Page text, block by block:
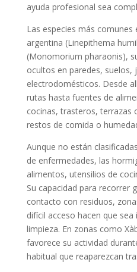
ayuda profesional sea
Las especies más
argentina (Linepithema
(Monomorium pharaonis),
ocultos en paredes, suelos,
electrodomésticos. Desde
rutas hasta fuentes de
cocinas, trasteros, terrazas
restos de comida o
Aunque no están
de enfermedades, las
alimentos, utensilios de
Su capacidad para recorrer
contacto con residuos,
difícil acceso hacen que
limpieza. En zonas como
favorece su actividad
habitual que reaparezcan